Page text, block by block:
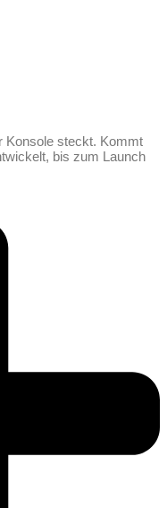
Konsole steckt. Kommt
bis zum Launch